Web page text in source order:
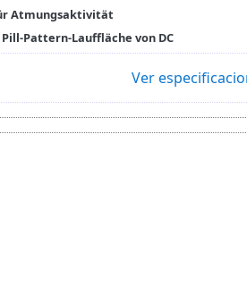
Atmungsaktivität
Pattern-Lauffläche von DC
Ver